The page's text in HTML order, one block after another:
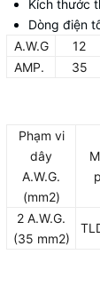
Kích thước
Dòng điện
A.W.G
12
AMP.
35
Phạm vi
dây
A.W.G.
(mm2)
2 A.W.G.
(35 mm2)